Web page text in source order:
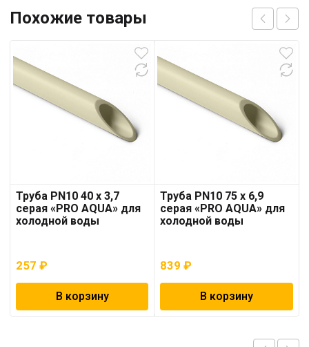
Похожие товары
Труба PN10 40 x 3,7
серая «PRO AQUA» для
холодной воды
257 ₽
В корзину
Труба PN10 75 x 6,9
серая «PRO AQUA» для
холодной воды
839₽
В корзину